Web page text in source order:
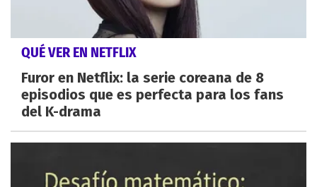
QUÉ VER EN NETFLIX
Furor en Netflix: la serie coreana de 8
episodios que es perfecta para los fans
del K-drama